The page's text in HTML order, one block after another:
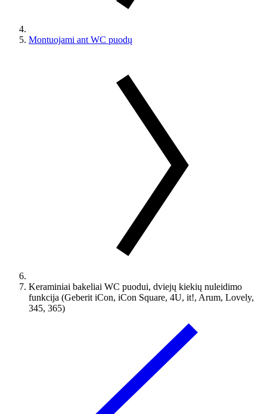
Montuojami ant WC puodų
Keraminiai bakeliai WC puodui, dviejų kiekių nuleidimo
funkcija (Geberit iCon, iCon Square, 4U, it!, Arum, Lovely,
345, 365)